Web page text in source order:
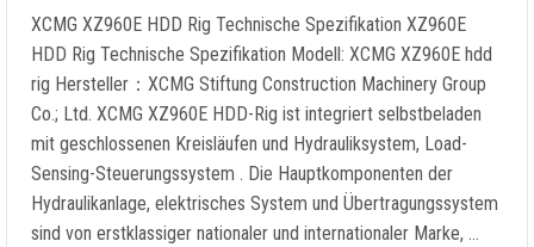
XCMG XZ960E HDD Rig Technische Spezifikation XZ960E
HDD Rig Technische Spezifikation Modell: XCMG XZ960E hdd
rig Hersteller：XCMG Stiftung Construction Machinery Group
Co.; Ltd. XCMG XZ960E HDD-Rig ist integriert selbstbeladen
mit geschlossenen Kreisläufen und Hydrauliksystem, Load-
Sensing-Steuerungssystem . Die Hauptkomponenten der
Hydraulikanlage, elektrisches System und Übertragungssystem
sind von erstklassiger nationaler und internationaler Marke, …